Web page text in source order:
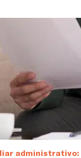
administrativo: